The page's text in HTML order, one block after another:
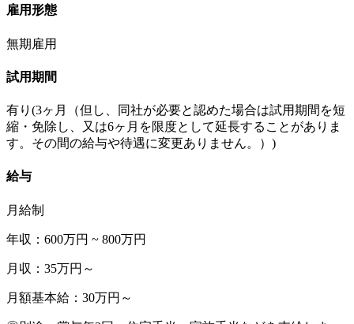
雇用形態
無期雇用
試用期間
有り(3ヶ月（但し、同社が必要と認めた場合は試用期間を短
縮・免除し、又は6ヶ月を限度として延長することがありま
す。その間の給与や待遇に変更ありません。）)
給与
月給制
年収：600万円 ~ 800万円
月収：35万円～
月額基本給：30万円～